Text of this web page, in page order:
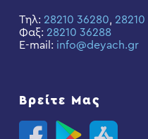
Τηλ: 28210 36280,
Φαξ: 28210 36288
E-mail: info@deyach.gr
Βρείτε Μας